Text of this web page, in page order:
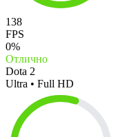
138
FPS
0%
Отлично
Dota 2
Ultra • Full HD